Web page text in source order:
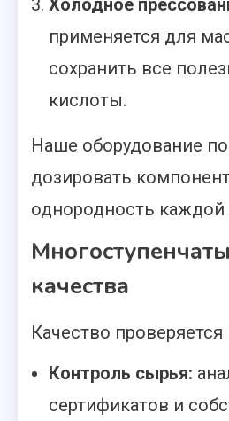
Холодное
применяется для
сохранить все
кислоты.
Наше оборудование
дозировать
однородность каждой
качества
Качество проверяется
Контроль сырья:
сертификатов и